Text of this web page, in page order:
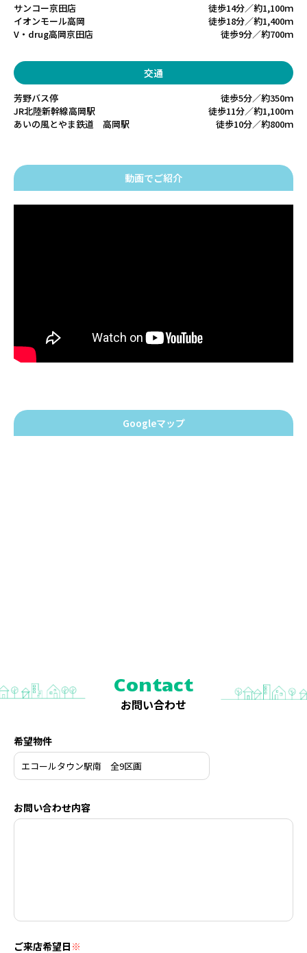
サンコー京田店
徒歩14分／約1,100ｍ
イオンモール高岡
徒歩18分／約1,400ｍ
V・drug高岡京田店
徒歩9分／約700ｍ
交通
芳野バス停
徒歩5分／約350ｍ
JR北陸新幹線高岡駅
徒歩11分／約1,100ｍ
あいの風とやま鉄道 高岡駅
徒歩10分／約800ｍ
動画でご紹介
Googleマップ
Contact
お問い合わせ
希望物件
お問い合わせ内容
ご来店希望日 ※